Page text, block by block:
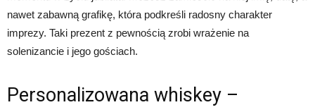
nawet zabawną grafikę, która podkreśli radosny charakter
imprezy. Taki prezent z pewnością zrobi wrażenie na
solenizancie i jego gościach.
Personalizowana whiskey –